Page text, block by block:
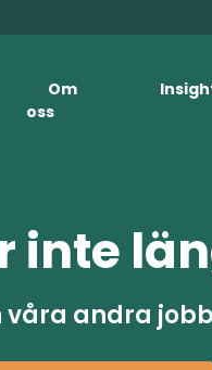
Om
oss
inte
våra andra